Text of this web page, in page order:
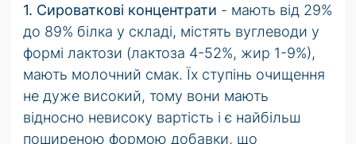
1. Сироваткові концентрати - мають від 29%
до 89% білка у складі, містять вуглеводи у
формі лактози (лактоза 4-52%, жир 1-9%),
мають молочний смак. Їх ступінь очищення
не дуже високий, тому вони мають
відносно невисоку вартість і є найбільш
поширеною формою добавки, що